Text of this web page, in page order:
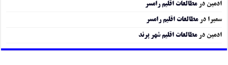
ادمین درمطالعات اقلیم رامسر
سمیرا درمطالعات اقلیم رامسر
ادمین درمطالعات اقلیم شهر پرند